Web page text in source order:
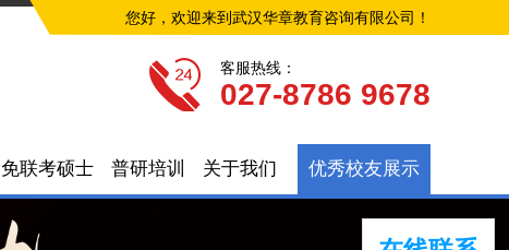
您好，欢迎来到武汉华章教育咨询有限公司！
客服热线：
027-8786 9678
免联考硕士 普研培训 关于我们 优秀校友展示